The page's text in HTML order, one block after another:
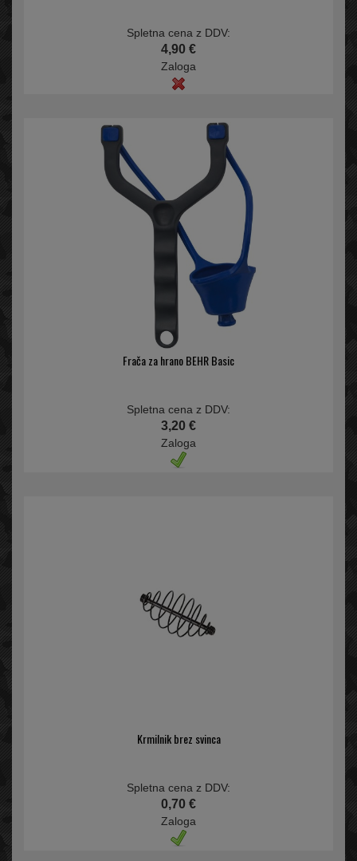
Spletna cena z DDV:
4,90 €
Zaloga
Frača za hrano BEHR Basic
Spletna cena z DDV:
3,20 €
Zaloga
Krmilnik brez svinca
Spletna cena z DDV:
0,70 €
Zaloga